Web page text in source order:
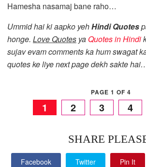
Hamesha nasamaj bane raho…
Ummid hai ki aapko yehHindi Quotes
honge. Love Quotes ya Quotes in Hindi
sujav evam comments ka hum swagat
quotes ke liye next page dekh sakte
PAGE 1 OF 4
1 2 3 4
SHARE
Facebook Twitter Pin It